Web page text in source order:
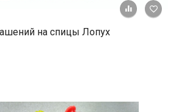
+ К
на спицы Лопух